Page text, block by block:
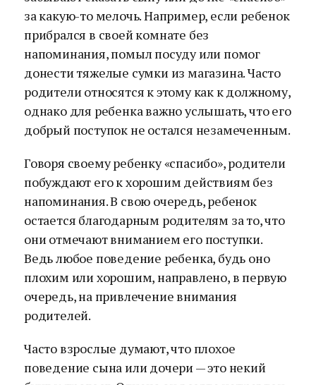
за какую-то мелочь. Например, если ребенок
прибрался в своей комнате без
напоминания, помыл посуду или помог
донести тяжелые сумки из магазина. Часто
родители относятся к этому как к должному,
однако для ребенка важно услышать, что его
добрый поступок не остался незамеченным.
Говоря своему ребенку «спасибо», родители
побуждают его к хорошим действиям без
напоминания. В свою очередь, ребенок
остается благодарным родителям за то, что
они отмечают вниманием его поступки.
Ведь любое поведение ребенка, будь оно
плохим или хорошим, направлено, в первую
очередь, на привлечение внимания
родителей.
Часто взрослые думают, что плохое
поведение сына или дочери — это некий